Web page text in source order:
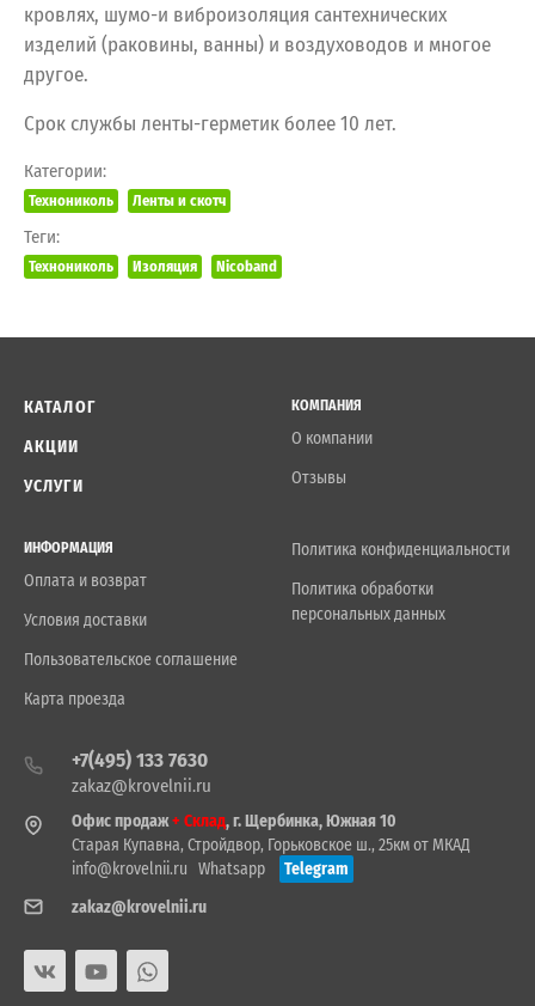
кровлях, шумо-и виброизоляция сантехнических
изделий (раковины, ванны) и воздуховодов и многое
другое.
Срок службы ленты-герметик более 10 лет.
Категории:
Технониколь Ленты и скотч
Теги:
Технониколь Изоляция Nicoband
КАТАЛОГ
АКЦИИ
УСЛУГИ
КОМПАНИЯ
О компании
Отзывы
ИНФОРМАЦИЯ
Оплата и возврат
Условия доставки
Пользовательское соглашение
Карта проезда
Политика конфиденциальности
Политика обработки
персональных данных
+7(495) 133 7630
zakaz@krovelnii.ru
Офис продаж+ Склад, г. Щербинка, Южная 10
Старая Купавна, Стройдвор, Горьковское ш., 25км от МКАД
info@krovelnii.ru Whatsapp
Telegram
zakaz@krovelnii.ru